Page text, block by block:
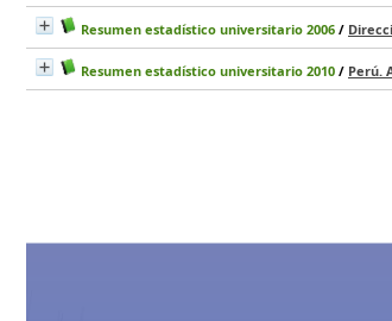
Resumen estadístico universitario 2006 /
Resumen estadístico universitario 2010 / Perú.